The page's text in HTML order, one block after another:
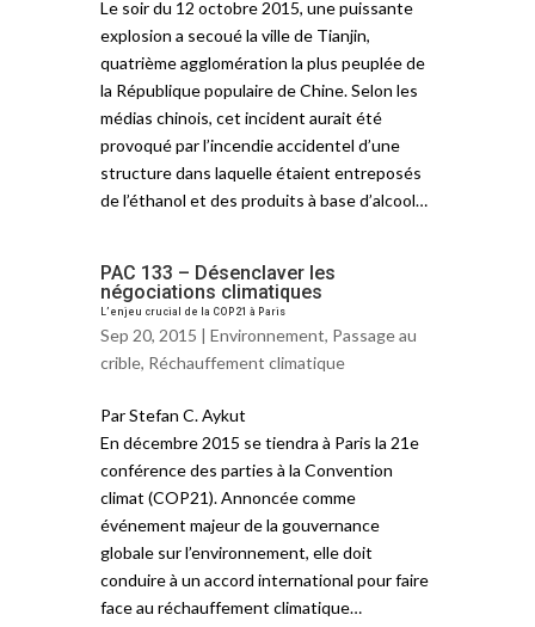
Le soir du 12 octobre 2015, une puissante
explosion a secoué la ville de Tianjin,
quatrième agglomération la plus peuplée de
la République populaire de Chine. Selon les
médias chinois, cet incident aurait été
provoqué par l’incendie accidentel d’une
structure dans laquelle étaient entreposés
de l’éthanol et des produits à base d’alcool…
PAC 133 – Désenclaver les
négociations climatiques
L’enjeu crucial de la COP21 à Paris
Sep 20, 2015 | Environnement, Passage au
crible, Réchauffement climatique
Par Stefan C. Aykut
En décembre 2015 se tiendra à Paris la 21e
conférence des parties à la Convention
climat (COP21). Annoncée comme
événement majeur de la gouvernance
globale sur l’environnement, elle doit
conduire à un accord international pour faire
face au réchauffement climatique…